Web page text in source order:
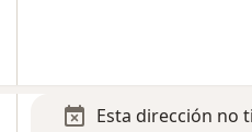
Esta dirección no